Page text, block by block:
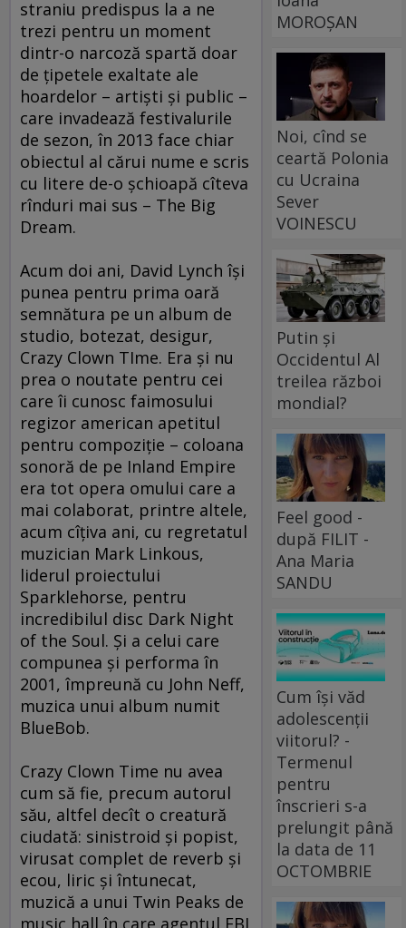
straniu predispus la a ne
trezi pentru un moment
dintr-o narcoză spartă doar
de ţipetele exaltate ale
hoardelor – artişti şi public –
care invadează festivalurile
de sezon, în 2013 face chiar
obiectul al cărui nume e scris
cu litere de-o şchioapă cîteva
rînduri mai sus – The Big
Dream.
Acum doi ani, David Lynch îşi
punea pentru prima oară
semnătura pe un album de
studio, botezat, desigur,
Crazy Clown TIme. Era şi nu
prea o noutate pentru cei
care îi cunosc faimosului
regizor american apetitul
pentru compoziţie – coloana
sonoră de pe Inland Empire
era tot opera omului care a
mai colaborat, printre altele,
acum cîţiva ani, cu regretatul
muzician Mark Linkous,
liderul proiectului
Sparklehorse, pentru
incredibilul disc Dark Night
of the Soul. Şi a celui care
compunea şi performa în
2001, împreună cu John Neff,
muzica unui album numit
BlueBob.
Crazy Clown Time nu avea
cum să fie, precum autorul
său, altfel decît o creatură
ciudată: sinistroid şi popist,
virusat complet de reverb şi
ecou, liric şi întunecat,
muzică a unui Twin Peaks de
music hall în care agentul FBI
MOROȘAN
Noi, cînd se
ceartă Polonia
cu Ucraina
Sever
VOINESCU
Putin și
Occidentul Al
treilea război
mondial?
Feel good -
după FILIT -
Ana Maria
SANDU
Cum își văd
adolescenții
viitorul? -
Termenul
pentru
înscrieri s-a
prelungit până
la data de 11
OCTOMBRIE